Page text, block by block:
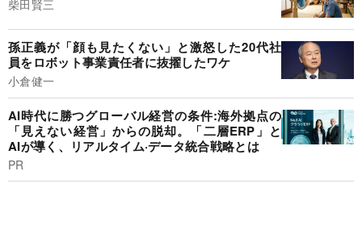
柴田賢三
孫正義が「顔も見たくない」と激怒した20代社
員をロボット事業責任者に抜擢したワケ
小倉健一
AI時代に勝つグローバル経営の条件:海外拠点の
「見えない経営」からの脱却。「二層ERP」と
AIが導く、リアルタイム·データ統合戦略とは
PR